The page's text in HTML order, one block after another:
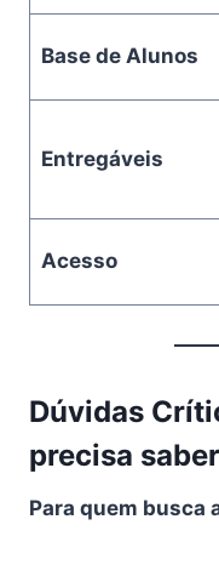
Base de Alunos
Entregáveis
Acesso
Dúvidas
precisa
Para quem busca